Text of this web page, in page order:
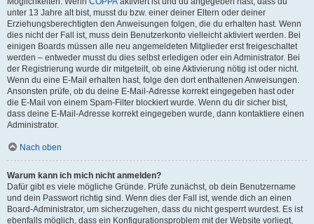
unter 13 Jahre alt bist, musst du bzw. einer deiner Eltern oder deiner
Erziehungsberechtigten den Anweisungen folgen, die du erhalten hast. Wenn
dies nicht der Fall ist, muss dein Benutzerkonto vielleicht aktiviert werden. Bei
einigen Boards müssen alle neu angemeldeten Mitglieder erst freigeschaltet
werden – entweder musst du dies selbst erledigen oder ein Administrator. Bei
der Registrierung wurde dir mitgeteilt, ob eine Aktivierung nötig ist oder nicht.
Wenn du eine E-Mail erhalten hast, folge den dort enthaltenen Anweisungen.
Ansonsten prüfe, ob du deine E-Mail-Adresse korrekt eingegeben hast oder
die E-Mail von einem Spam-Filter blockiert wurde. Wenn du dir sicher bist,
dass deine E-Mail-Adresse korrekt eingegeben wurde, dann kontaktiere einen
Administrator.
Nach oben
Warum kann ich mich nicht anmelden?
Dafür gibt es viele mögliche Gründe. Prüfe zunächst, ob dein Benutzername
und dein Passwort richtig sind. Wenn dies der Fall ist, wende dich an einen
Board-Administrator, um sicherzugehen, dass du nicht gesperrt wurdest. Es ist
ebenfalls möglich, dass ein Konfigurationsproblem mit der Website vorliegt,